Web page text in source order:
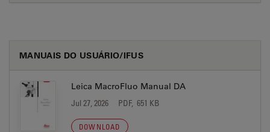
MANUAIS DO USUÁRIO/IFUS
Leica MacroFluo Manual DA
Jul 27, 2026 PDF, 651 KB
DOWNLOAD